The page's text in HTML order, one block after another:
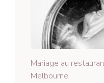
Mariage au
Melbourne